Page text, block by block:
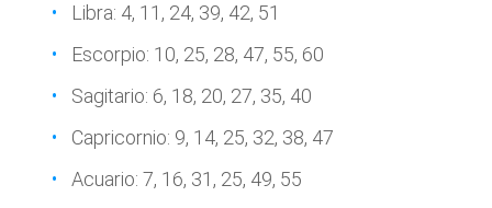
Libra: 4, 11, 24, 39, 42, 51
Escorpio: 10, 25, 28, 47, 55, 60
Sagitario: 6, 18, 20, 27, 35, 40
Capricornio: 9, 14, 25, 32, 38, 47
Acuario: 7, 16, 31, 25, 49, 55